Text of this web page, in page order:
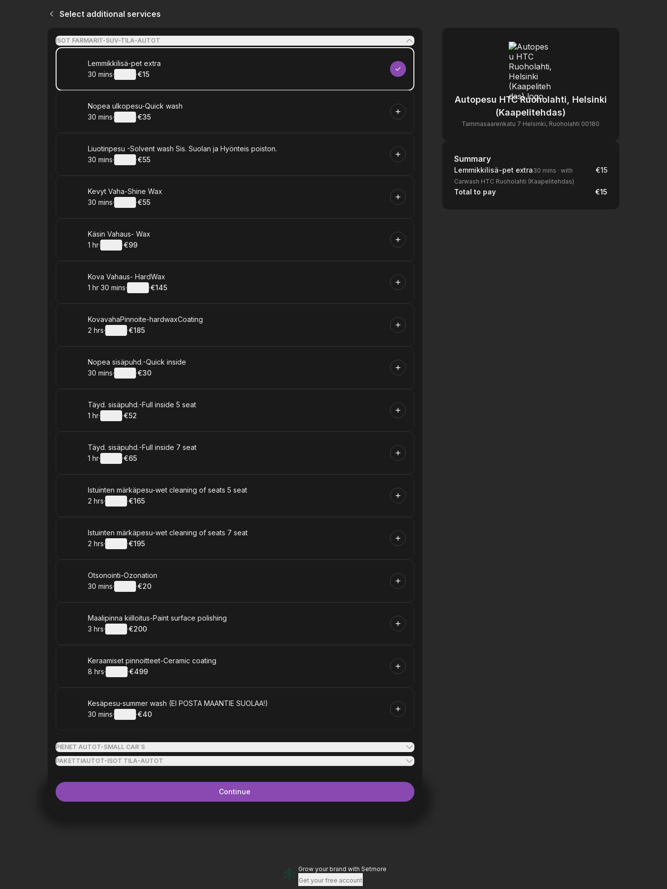
Select additional services
ISOT FARMARIT-SUV-TILA-AUTOT
Book
Lemmikkilisä-pet extra
.Duration:
30 mins· ·
.Price
€15
Book
Nopea ulkopesu-Quick wash
.Duration:
30 mins· ·
.Price
€35
Book
Liuotinpesu -Solvent wash Sis. Suolan ja Hyönteis poiston.
.Duration:
30 mins· ·
.Price
€55
Book
Kevyt Vaha-Shine Wax
.Duration:
30 mins· ·
.Price
€55
Book
Käsin Vahaus- Wax
. Duration :
1 hr· ·
.Price
€99
Book
Kova Vahaus- HardWax
. Duration:
1 hr 30 mins· ·
.Price
€145
Book
KovavahaPinnoite-hardwaxCoating
. Duration:
2 hrs· ·
.Price
€185
Book
Nopea sisäpuhd.-Quick inside
.Duration:
30 mins· ·
.Price
€30
Book
Täyd. sisäpuhd.-Full inside 5 seat
. Duration :
1 hr· ·
.Price
€52
Book
Täyd. sisäpuhd.-Full inside 7 seat
. Duration :
1 hr· ·
.Price
€65
Book
Istuinten märkäpesu-wet cleaning of seats 5 seat
. Duration:
2 hrs· ·
.Price
€165
Book
Istuinten märkäpesu-wet cleaning of seats 7 seat
. Duration:
2 hrs· ·
.Price
€195
Book
Otsonointi-Ozonation
.Duration:
30 mins· ·
.Price
€20
Book
Maalipinna kiilloitus-Paint surface polishing
. Duration:
3 hrs· ·
.Price
€200
Book
Keraamiset pinnoitteet-Ceramic coating
. Duration:
8 hrs· ·
.Price
€499
Book
Kesäpesu-summer wash (EI POSTA MAANTIE SUOLAA!)
.Duration:
30 mins· ·
.Price
€40
PIENET AUTOT-SMALL CAR´S
PAKETTIAUTOT-ISOT TILA-AUTOT
Autopesu HTC Ruoholahti, Helsinki
(Kaapelitehdas)
Tammasaarenkatu 7 Helsinki, Ruoholahti 00180
Summary
Summary
Lemmikkilisä-pet extra30 mins · with
Carwash HTC Ruoholahti (Kaapelitehdas)
€15
Total to pay €15
Continue
Grow your brand with Setmore
Get your free account